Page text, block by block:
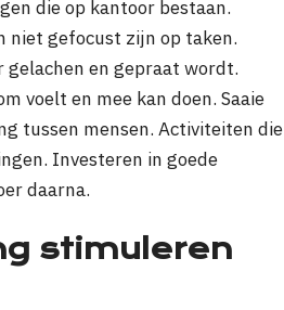
die op kantoor bestaan.
niet gefocust zijn op taken.
en gepraat wordt.
voelt en mee kan doen. Saaie
tussen mensen. Activiteiten die
Investeren in goede
daarna.
stimuleren